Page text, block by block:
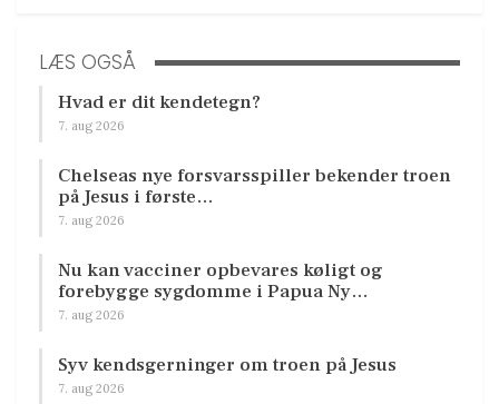
LÆS OGSÅ
Hvad er dit kendetegn?
7. aug 2026
Chelseas nye forsvarsspiller bekender troen
på Jesus i første…
7. aug 2026
Nu kan vacciner opbevares køligt og
forebygge sygdomme i Papua Ny…
7. aug 2026
Syv kendsgerninger om troen på Jesus
7. aug 2026